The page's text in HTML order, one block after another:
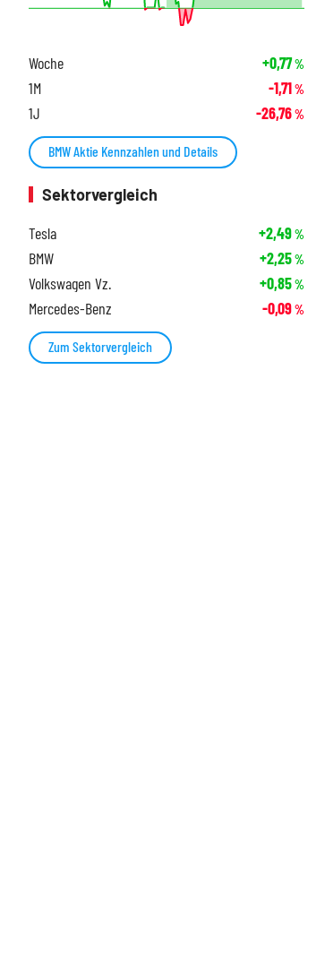
Woche +0,77%
1M -1,71%
1J -26,76%
BMW Aktie Kennzahlen und Details
Sektorvergleich
Tesla
+2,49%
BMW +2,25%
Volkswagen Vz. +0,85%
Mercedes-Benz -0,09%
Zum Sektorvergleich